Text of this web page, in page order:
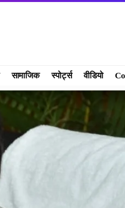
सामाजिक स्पोर्ट्स वीडियो